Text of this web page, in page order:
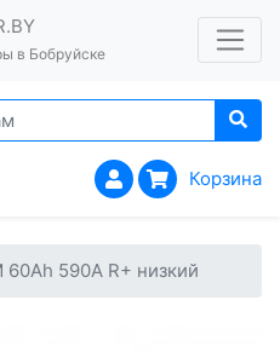
в Бобруйске
Корзина
60Ah 590A R+ низкий